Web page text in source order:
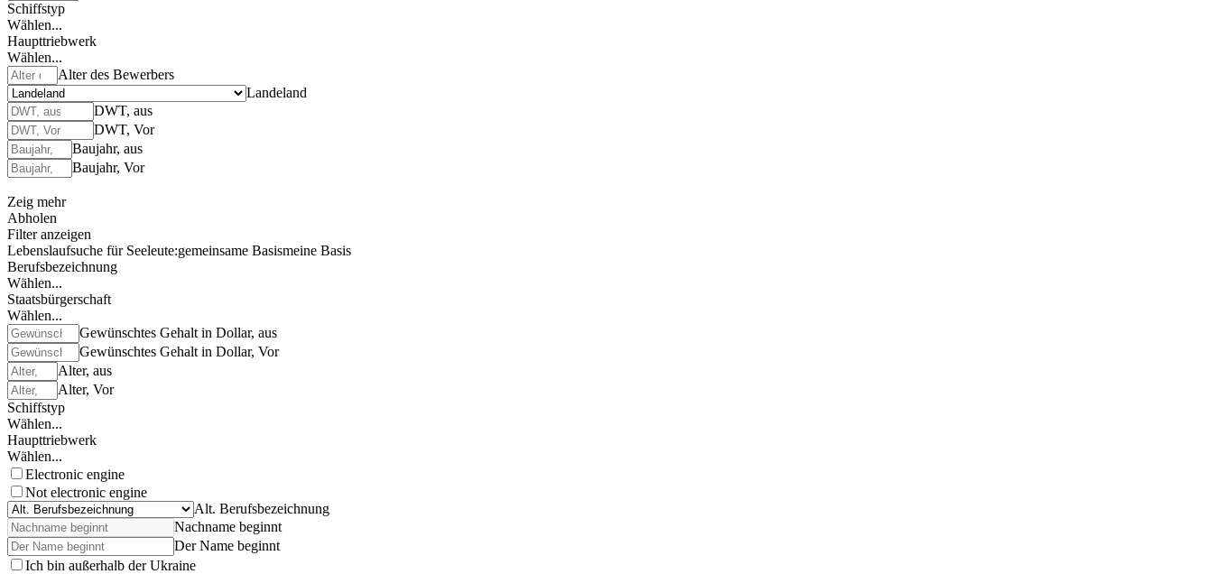
Schiffstyp
Wählen...
Haupttriebwerk
Wählen...
Alter des Bewerbers
Landeland
DWT, aus
DWT, Vor
Baujahr, aus
Baujahr, Vor
Zeig mehr
Abholen
Filter anzeigen
Lebenslaufsuche für Seeleute:gemeinsame Basismeine Basis
Berufsbezeichnung
Wählen...
Staatsbürgerschaft
Wählen...
Gewünschtes Gehalt in Dollar, aus
Gewünschtes Gehalt in Dollar, Vor
Alter, aus
Alter, Vor
Schiffstyp
Wählen...
Haupttriebwerk
Wählen...
Electronic engine
Not electronic engine
Alt. Berufsbezeichnung
Nachname beginnt
Der Name beginnt
Ich bin außerhalb der Ukraine